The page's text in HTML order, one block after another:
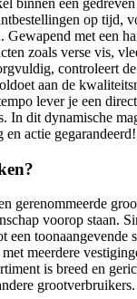
op tijd,
Gewapend met een
zoals verse vis,
controleert
aan de
lever je een
In dit dynamische
actie gegarandeerd!
gerenommeerde
voorop staan.
een toonaangevende
meerdere
is breed en
grootverbruikers.